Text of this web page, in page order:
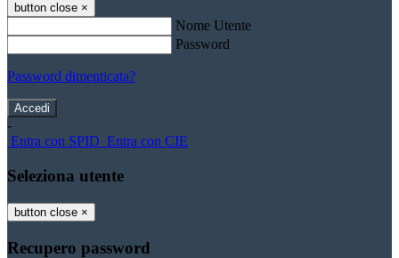
button close ×
Nome Utente
Password
Password dimenticata?
-
Entra con SPID Entra con CIE
Seleziona utente
button close ×
Recupero password